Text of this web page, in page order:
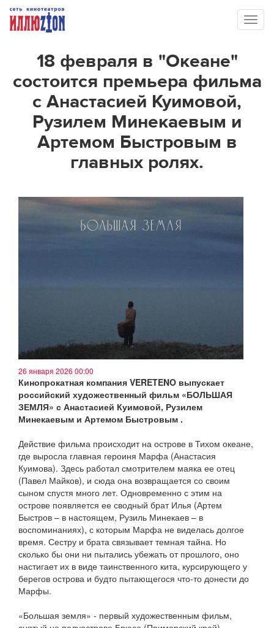
18 февраля в "Океане"
состоится премьера фильма
с Анастасией Куимовой,
Рузилем Минекаевым и
Артемом Быстровым в
главных ролях.
26 января 2026 00:00
Кинопрокатная компания VERETENO выпускает
российский художественный фильм «БОЛЬШАЯ
ЗЕМЛЯ» с Анастасией Куимовой, Рузилем
Минекаевым и Артемом Быстровым .
Действие фильма происходит на острове в Тихом океане,
где выросла главная героиня Марфа (Анастасия
Куимова). Здесь работал смотрителем маяка ее отец
(Павел Майков), и сюда она возвращается со своим
сыном спустя много лет. Одновременно с этим на
острове появляется ее сводный брат Илья (Артем
Быстров – в настоящем, Рузиль Минекаев – в
воспоминаниях), с которым Марфа не виделась долгое
время. Сестру и брата связывает темная тайна. Но
сколько бы они ни пытались убежать от прошлого, оно
настигает их в виде таинственного кита, курсирующего у
берегов острова и будто пытающегося что-то донести до
Марфы.
«Большая земля» - первый художественным фильм,